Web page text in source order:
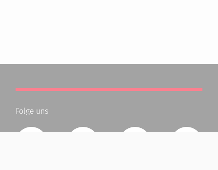
Folge uns